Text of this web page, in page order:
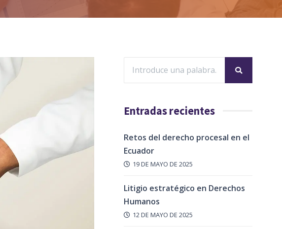
Entradas recientes
Retos del derecho procesal en el
Ecuador
19 DE MAYO DE 2025
Litigio estratégico en Derechos
Humanos
12 DE MAYO DE 2025